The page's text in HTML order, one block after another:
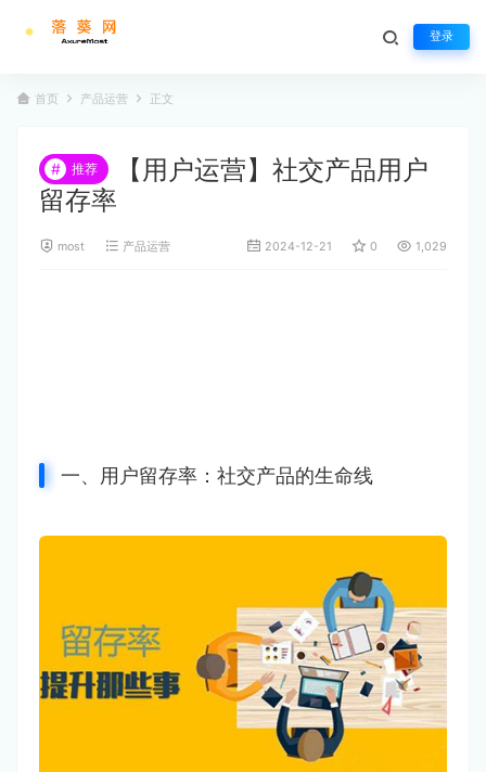
登录
首页 产品运营 正文
# 推荐
【用户运营】社交产品用户
留存率
most 产品运营 2024-12-21 0 1,029
一、用户留存率：社交产品的生命线